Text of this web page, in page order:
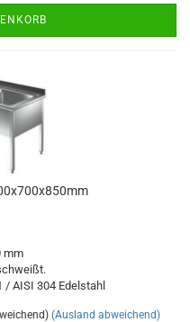
mm
/ AISI 304 Edelstahl
(Ausland abweichend)